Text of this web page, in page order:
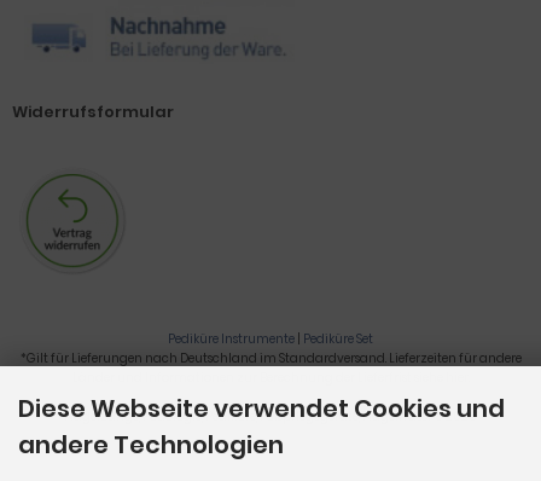
Widerrufsformular
Pediküre Instrumente | Pediküre Set
*Gilt für Lieferungen nach Deutschland im Standardversand. Lieferzeiten für andere
Nagelzange, Podologie, Pediküre, Fußpflegegeräte, Nagelfräser © 2026
Diese Webseite verwendet Cookies und
andere Technologien